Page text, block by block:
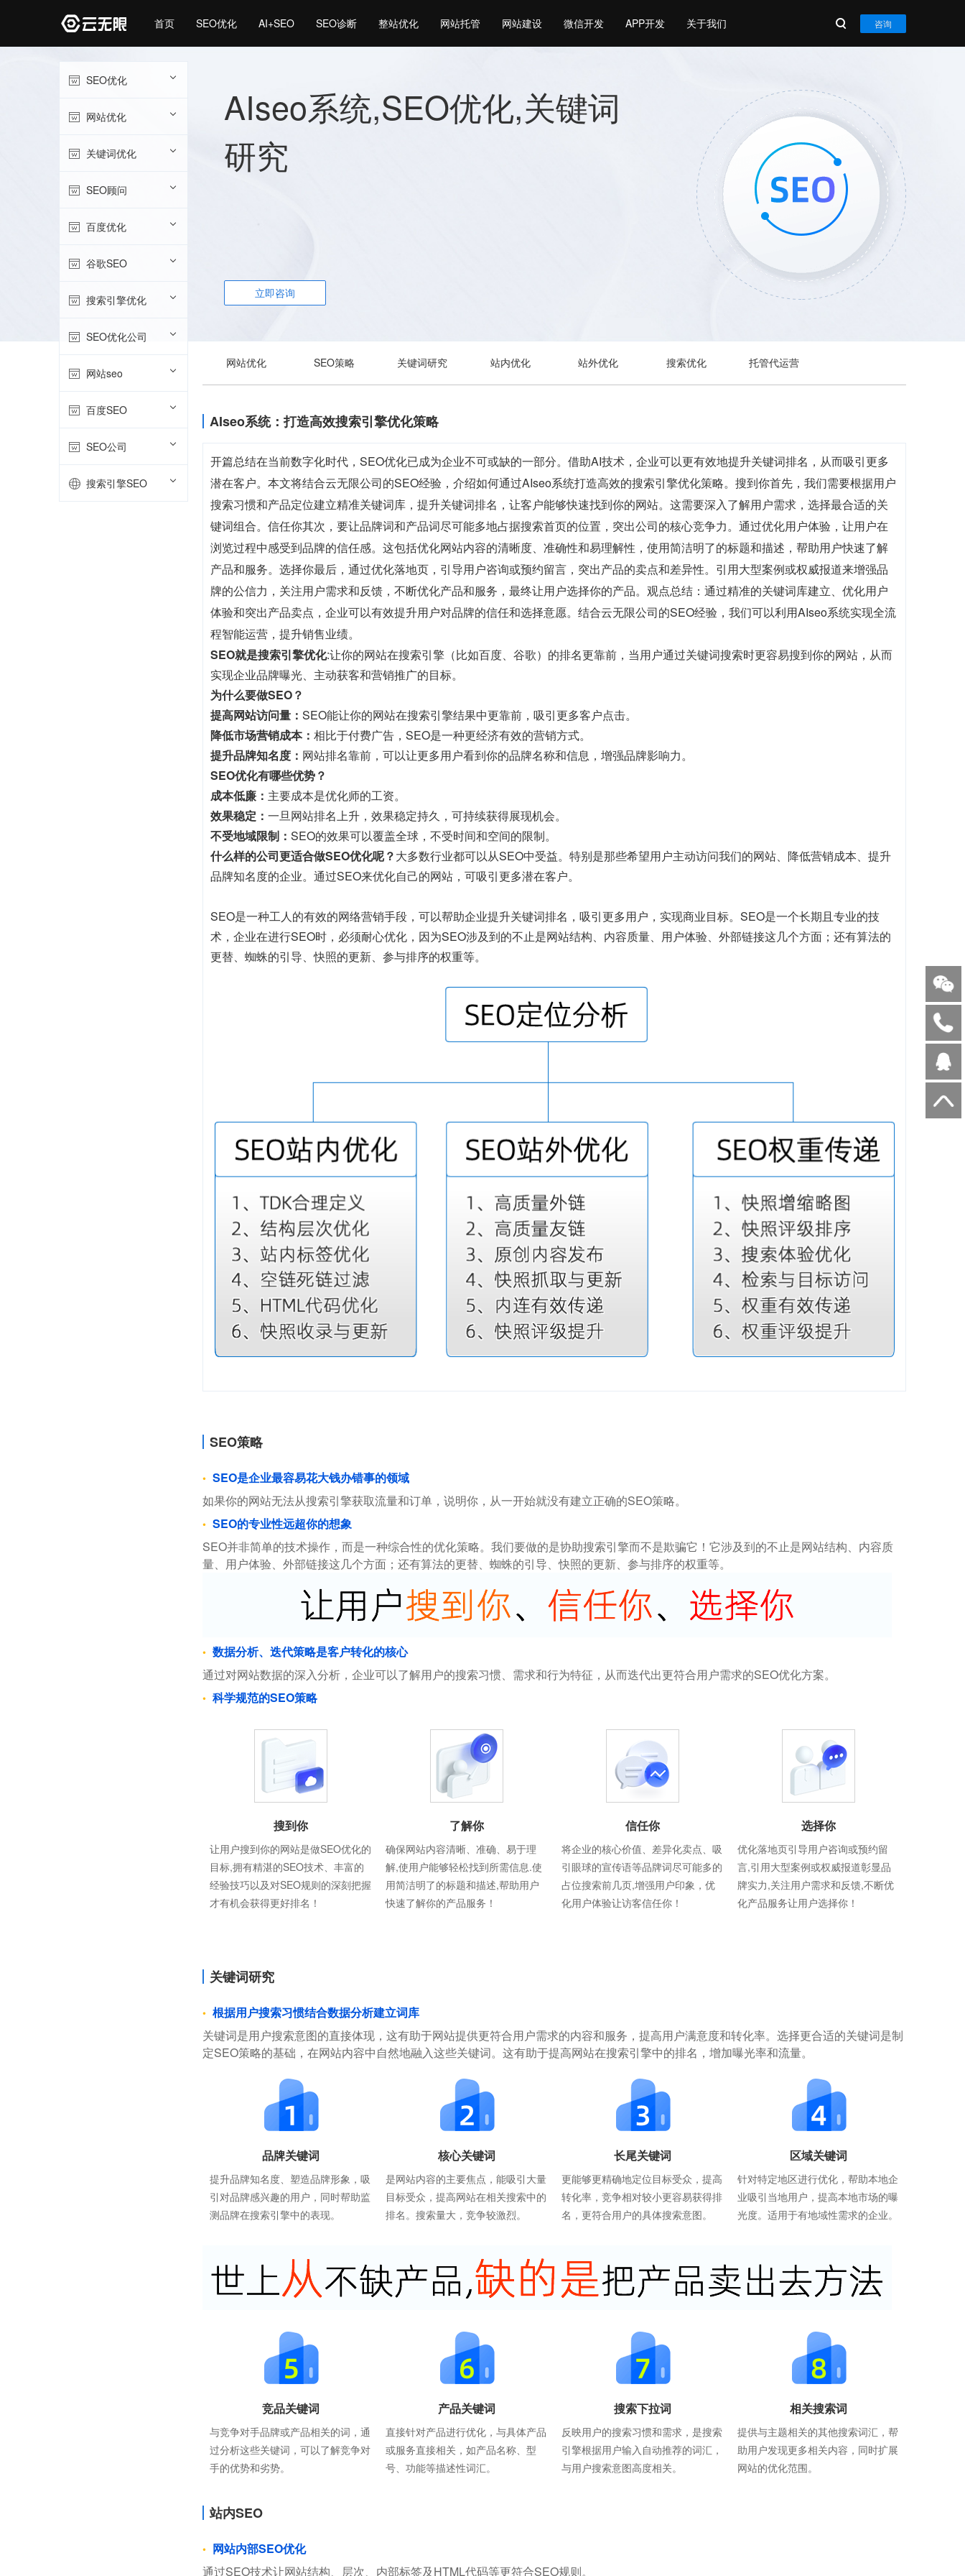
首页 SEO优化 AI+SEO SEO诊断 整站优化 网站托管 网站建设 微信开发 APP开发 关于我们 咨询
AIseo系统,SEO优化,关键词
研究
立即咨询
SEO优化
网站优化
关键词优化
SEO顾问
百度优化
谷歌SEO
搜索引擎优化
SEO优化公司
网站seo
百度SEO
SEO公司
搜索引擎SEO
网站优化 SEO策略 关键词研究 站内优化 站外优化 搜索优化 托管代运营
AIseo系统：打造高效搜索引擎优化策略
开篇总结在当前数字化时代，SEO优化已成为企业不可或缺的一部分。借助AI技术，企业可以更有效地提升关键词排名，从而吸引更多
潜在客户。本文将结合云无限公司的SEO经验，介绍如何通过AIseo系统打造高效的搜索引擎优化策略。搜到你首先，我们需要根据用户
搜索习惯和产品定位建立精准关键词库，提升关键词排名，让客户能够快速找到你的网站。这需要深入了解用户需求，选择最合适的关
键词组合。信任你其次，要让品牌词和产品词尽可能多地占据搜索首页的位置，突出公司的核心竞争力。通过优化用户体验，让用户在
浏览过程中感受到品牌的信任感。这包括优化网站内容的清晰度、准确性和易理解性，使用简洁明了的标题和描述，帮助用户快速了解
产品和服务。选择你最后，通过优化落地页，引导用户咨询或预约留言，突出产品的卖点和差异性。引用大型案例或权威报道来增强品
牌的公信力，关注用户需求和反馈，不断优化产品和服务，最终让用户选择你的产品。观点总结：通过精准的关键词库建立、优化用户
体验和突出产品卖点，企业可以有效提升用户对品牌的信任和选择意愿。结合云无限公司的SEO经验，我们可以利用AIseo系统实现全流
程智能运营，提升销售业绩。
SEO就是搜索引擎优化:让你的网站在搜索引擎（比如百度、谷歌）的排名更靠前，当用户通过关键词搜索时更容易搜到你的网站，从而
实现企业品牌曝光、主动获客和营销推广的目标。
为什么要做SEO？
提高网站访问量： SEO能让你的网站在搜索引擎结果中更靠前，吸引更多客户点击。
降低市场营销成本： 相比于付费广告，SEO是一种更经济有效的营销方式。
提升品牌知名度： 网站排名靠前，可以让更多用户看到你的品牌名称和信息，增强品牌影响力。
SEO优化有哪些优势？
成本低廉： 主要成本是优化师的工资。
效果稳定： 一旦网站排名上升，效果稳定持久，可持续获得展现机会。
不受地域限制： SEO的效果可以覆盖全球，不受时间和空间的限制。
什么样的公司更适合做SEO优化呢？大多数行业都可以从SEO中受益。特别是那些希望用户主动访问我们的网站、降低营销成本、提升
品牌知名度的企业。通过SEO来优化自己的网站，可吸引更多潜在客户。
SEO是一种工人的有效的网络营销手段，可以帮助企业提升关键词排名，吸引更多用户，实现商业目标。SEO是一个长期且专业的技
术，企业在进行SEO时，必须耐心优化，因为SEO涉及到的不止是网站结构、内容质量、用户体验、外部链接这几个方面；还有算法的
更替、蜘蛛的引导、快照的更新、参与排序的权重等。
SEO策略
SEO是企业最容易花大钱办错事的领域
如果你的网站无法从搜索引擎获取流量和订单，说明你，从一开始就没有建立正确的SEO策略。
SEO的专业性远超你的想象
SEO并非简单的技术操作，而是一种综合性的优化策略。我们要做的是协助搜索引擎而不是欺骗它！它涉及到的不止是网站结构、内容质
量、用户体验、外部链接这几个方面；还有算法的更替、蜘蛛的引导、快照的更新、参与排序的权重等。
数据分析、迭代策略是客户转化的核心
通过对网站数据的深入分析，企业可以了解用户的搜索习惯、需求和行为特征，从而迭代出更符合用户需求的SEO优化方案。
科学规范的SEO策略
搜到你
让用户搜到你的网站是做SEO优化的
目标,拥有精湛的SEO技术、丰富的
经验技巧以及对SEO规则的深刻把握
才有机会获得更好排名！
了解你
确保网站内容清晰、准确、易于理
解,使用户能够轻松找到所需信息.使
用简洁明了的标题和描述,帮助用户
快速了解你的产品服务！
信任你
将企业的核心价值、差异化卖点、吸
引眼球的宣传语等品牌词尽可能多的
占位搜索前几页,增强用户印象，优
化用户体验让访客信任你！
选择你
优化落地页引导用户咨询或预约留
言,引用大型案例或权威报道彰显品
牌实力,关注用户需求和反馈,不断优
化产品服务让用户选择你！
关键词研究
根据用户搜索习惯结合数据分析建立词库
关键词是用户搜索意图的直接体现，这有助于网站提供更符合用户需求的内容和服务，提高用户满意度和转化率。选择更合适的关键词是制
定SEO策略的基础，在网站内容中自然地融入这些关键词。这有助于提高网站在搜索引擎中的排名，增加曝光率和流量。
品牌关键词
提升品牌知名度、塑造品牌形象，吸
引对品牌感兴趣的用户，同时帮助监
测品牌在搜索引擎中的表现。
核心关键词
是网站内容的主要焦点，能吸引大量
目标受众，提高网站在相关搜索中的
排名。搜索量大，竞争较激烈。
长尾关键词
更能够更精确地定位目标受众，提高
转化率，竞争相对较小更容易获得排
名，更符合用户的具体搜索意图。
区域关键词
针对特定地区进行优化，帮助本地企
业吸引当地用户，提高本地市场的曝
光度。适用于有地域性需求的企业。
竞品关键词
与竞争对手品牌或产品相关的词，通
过分析这些关键词，可以了解竞争对
手的优势和劣势。
产品关键词
直接针对产品进行优化，与具体产品
或服务直接相关，如产品名称、型
号、功能等描述性词汇。
搜索下拉词
反映用户的搜索习惯和需求，是搜索
引擎根据用户输入自动推荐的词汇，
与用户搜索意图高度相关。
相关搜索词
提供与主题相关的其他搜索词汇，帮
助用户发现更多相关内容，同时扩展
网站的优化范围。
站内SEO
网站内部SEO优化
通过SEO技术让网站结构、层次、内部标签及HTML代码等更符合SEO规则。